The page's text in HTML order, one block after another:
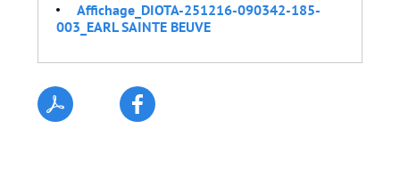
Affichage_DIOTA-251216-090342-185-
003_EARL SAINTE BEUVE